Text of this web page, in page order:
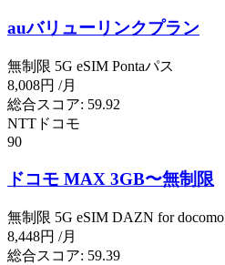
auバリューリンクプラン
無制限 5G eSIM Pontaパス
8,008円 /月
総合スコア: 59.92
NTTドコモ
90
ドコモ MAX 3GB〜無制限
無制限 5G eSIM DAZN for docomo
8,448円 /月
総合スコア: 59.39